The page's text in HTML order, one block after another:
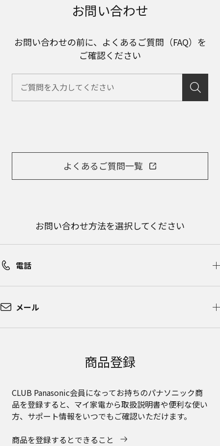
お問い合わせ
お問い合わせの前に、よくあるご質問（FAQ）を
ご確認ください
よくあるご質問一覧
お問い合わせ方法を選択してください
電話
メール
商品登録
CLUB Panasonic会員になってお持ちのパナソニック商
品を登録すると、マイ家電から取扱説明書や便利な使い
方、サポート情報をいつでもご確認いただけます。
商品を登録するとできること